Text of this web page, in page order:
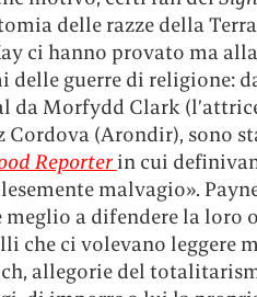
delle razze della
ci hanno provato ma
delle guerre di religione:
da Morfydd Clark
Cordova (Arondir), sono
Reporter in cui
malvagio».
a difendere la loro
che ci volevano leggere
allegorie del